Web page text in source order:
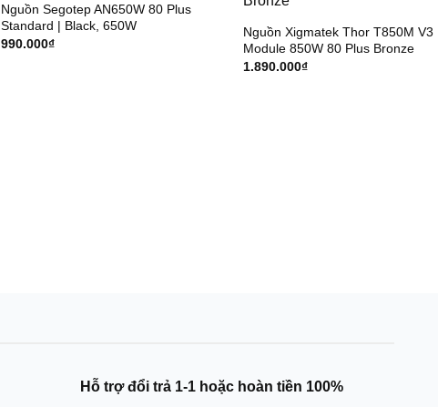
Nguồn Segotep AN650W 80 Plus
Standard | Black, 650W
990.000₫
Nguồn Xigmatek Thor T850M V3
Module 850W 80 Plus Bronze
1.890.000₫
Hỗ trợ đổi trả 1-1 hoặc hoàn tiền 100%